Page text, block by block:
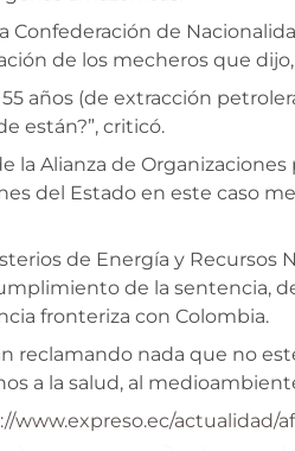
Confederación de
de los mecheros que
55 años (de extracción
están?”, criticó.
la Alianza de Organizaciones
del Estado en este caso
de Energía y Recursos
de la sentencia,
fronteriza con Colombia.
reclamando nada que no
a la salud, al
www.expreso.ec/actualidad/